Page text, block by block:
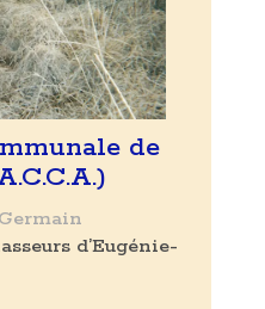
de
d’Eugénie-